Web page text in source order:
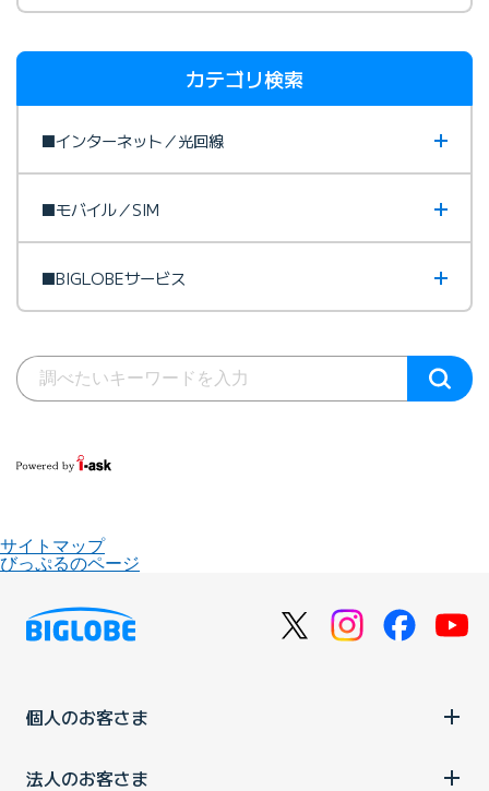
カテゴリ検索
■インターネット／光回線
■モバイル／SIM
■BIGLOBEサービス
サイトマップ
びっぷるのページ
個人のお客さま
法人のお客さま